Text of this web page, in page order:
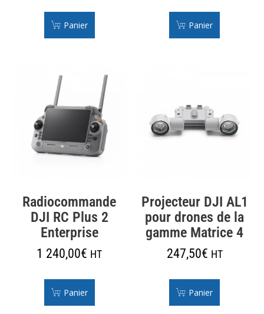
Panier Panier
Radiocommande
DJI RC Plus 2
Enterprise
1 240,00€ HT
Panier
Projecteur DJI AL1
pour drones de la
gamme Matrice 4
247,50€ HT
Panier